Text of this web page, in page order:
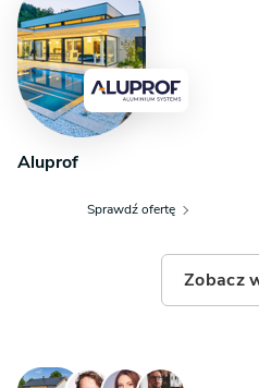
Aluprof
Sprawdź ofertę
Zobacz